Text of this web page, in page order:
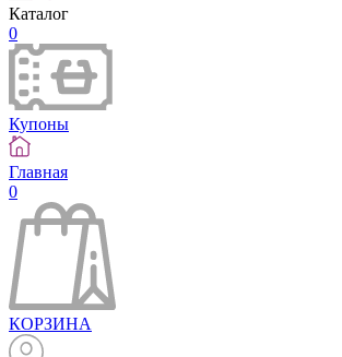
Каталог
0
Купоны
Главная
0
КОРЗИНА